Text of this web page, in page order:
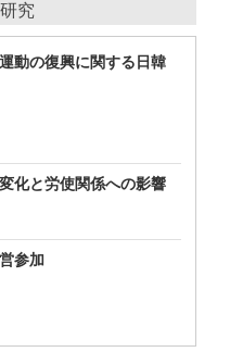
究
動の復興に関する日韓
化と労使関係への影響
参加